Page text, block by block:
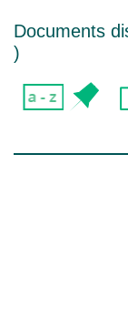
Documents
)